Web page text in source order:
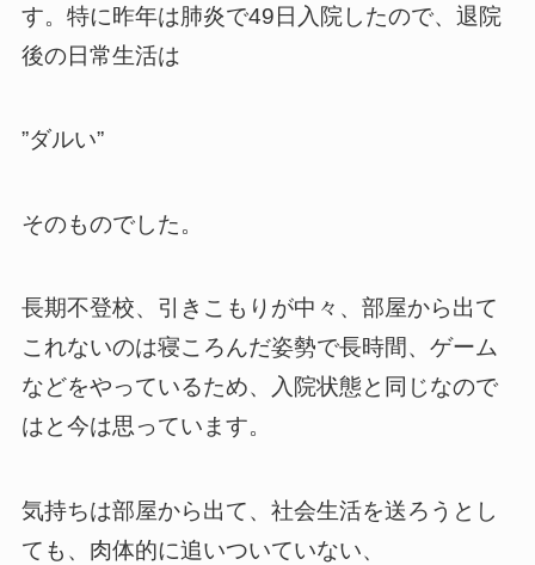
す。特に昨年は肺炎で49日入院したので、退院
後の日常生活は
”ダルい”
そのものでした。
長期不登校、引きこもりが中々、部屋から出て
これないのは寝ころんだ姿勢で長時間、ゲーム
などをやっているため、入院状態と同じなので
はと今は思っています。
気持ちは部屋から出て、社会生活を送ろうとし
ても、肉体的に追いついていない、